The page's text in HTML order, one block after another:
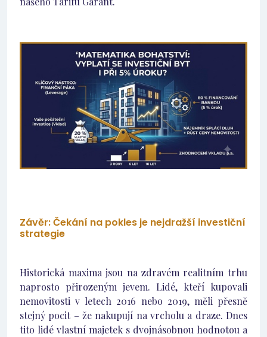
Závěr: Čekání na pokles je nejdražší investiční
strategie
Historická maxima jsou na zdravém realitním trhu
naprosto přirozeným jevem. Lidé, kteří kupovali
nemovitosti v letech 2016 nebo 2019, měli přesně
stejný pocit – že nakupují na vrcholu a draze. Dnes
tito lidé vlastní majetek s dvojnásobnou hodnotou a